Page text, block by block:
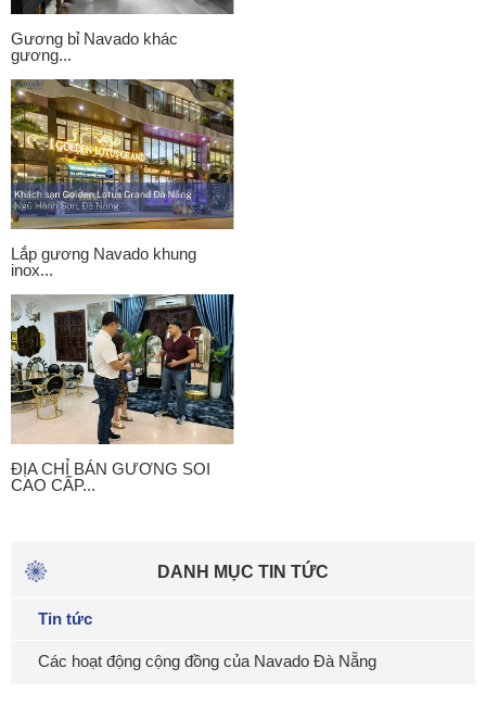
Gương bỉ Navado khác
gương...
Lắp gương Navado khung
inox...
ĐỊA CHỈ BÁN GƯƠNG SOI
CAO CẤP...
DANH MỤC TIN TỨC
Tin tức
Các hoạt động cộng đồng của Navado Đà Nẵng